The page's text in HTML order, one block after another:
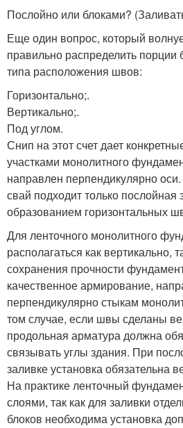
Послойно или блоками?
Еще один вопрос, который
правильно распределить
типа расположения швов:
Горизонтально;.
Вертикально;.
Под углом.
Снип на этот счет дает
участками монолитного
направлен перпендикулярно
свай подходит только послойная
образованием горизонтальных
Для ленточного монолитного
располагаться как вертикально,
сохранения прочности
качественное армирование,
перпендикулярно стыкам
том случае, если швы сделаны
продольная арматура должна
связывать углы здания. При
заливке установка обязательна
На практике ленточный
слоями, так как для заливки
блоков необходима установка